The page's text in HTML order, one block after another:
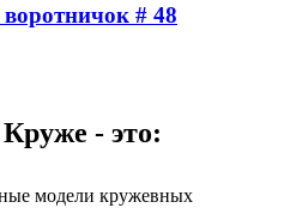
# 48
- это:
модели кружевных